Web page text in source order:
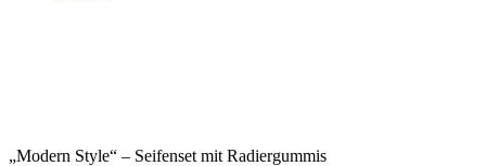
„Modern Style“ – Seifenset mit Radiergummis